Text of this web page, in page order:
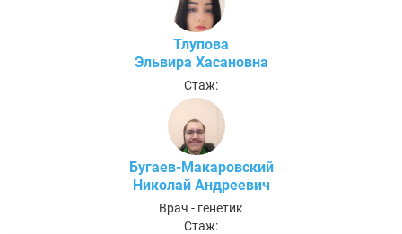
Тлупова
Эльвира Хасановна
Стаж:
Бугаев-Макаровский
Николай Андреевич
Врач - генетик
Стаж: